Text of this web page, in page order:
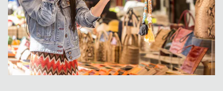
CONTATTI
ENG